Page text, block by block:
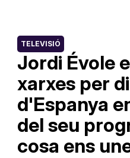
Jordi Évole
xarxes per
d'Espanya
del seu
cosa ens
TELEVISIÓ